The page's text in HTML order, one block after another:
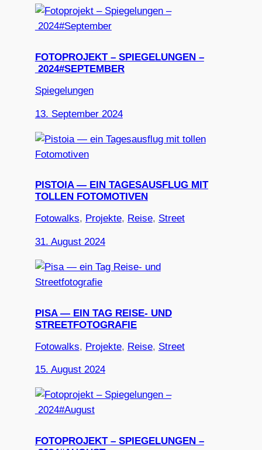
FOTOPROJEKT – SPIEGELUNGEN –
2024#SEPTEMBER
Spiegelungen
13. September 2024
PISTOIA — EIN TAGESAUSFLUG MIT
TOLLEN FOTOMOTIVEN
Fotowalks, Projekte, Reise, Street
31. August 2024
PISA — EIN TAG REISE- UND
STREETFOTOGRAFIE
Fotowalks, Projekte, Reise, Street
15. August 2024
FOTOPROJEKT – SPIEGELUNGEN –